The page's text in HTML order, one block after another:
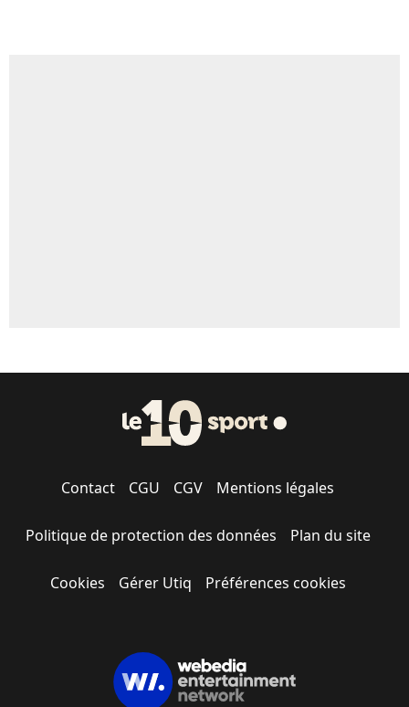
Contact CGU CGV Mentions légales
Politique de protection des données Plan du site
Cookies Gérer Utiq Préférences cookies